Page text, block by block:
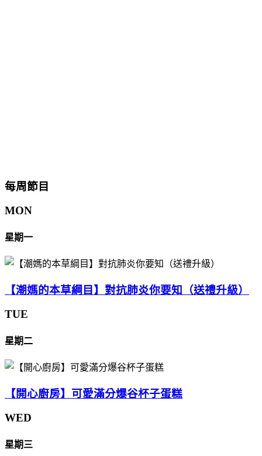
每周節目
MON
星期一
【潮媽的本草綱目】對抗肺炎你要知（送禮升級）
TUE
星期二
【開心廚房】可愛滿分爆谷杯子蛋糕
WED
星期三